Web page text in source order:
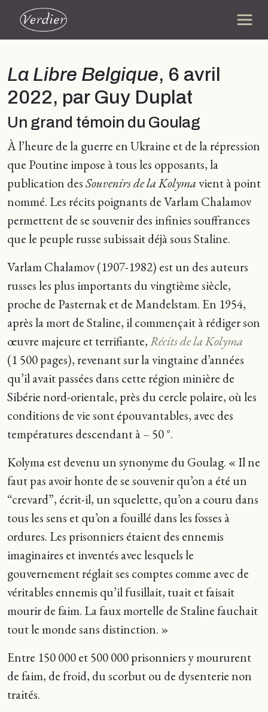
La Libre Belgique, 6 avril
2022, par Guy Duplat
Un grand témoin du Goulag
À l’heure de la guerre en Ukraine et de la répression
que Poutine impose à tous les opposants, la
publication desSouvenirs de la Kolymavient à point
nommé. Les récits poignants de Varlam Chalamov
permettent de se souvenir des infinies souffrances
que le peuple russe subissait déjà sous Staline.
Varlam Chalamov (1907-1982) est un des auteurs
russes les plus importants du vingtième siècle,
proche de Pasternak et de Mandelstam. En 1954,
après la mort de Staline, il commençait à rédiger son
œuvre majeure et terrifiante,Récits de la Kolyma
(1 500 pages), revenant sur la vingtaine d’années
qu’il avait passées dans cette région minière de
Sibérie nord-orientale, près du cercle polaire, où les
conditions de vie sont épouvantables, avec des
températures descendant à – 50 °.
Kolyma est devenu un synonyme du Goulag. « Il ne
faut pas avoir honte de se souvenir qu’on a été un
“crevard”, écrit-il, un squelette, qu’on a couru dans
tous les sens et qu’on a fouillé dans les fosses à
ordures. Les prisonniers étaient des ennemis
imaginaires et inventés avec lesquels le
gouvernement réglait ses comptes comme avec de
véritables ennemis qu’il fusillait, tuait et faisait
mourir de faim. La faux mortelle de Staline fauchait
tout le monde sans distinction. »
Entre 150 000 et 500 000 prisonniers y moururent
de faim, de froid, du scorbut ou de dysenterie non
traités.